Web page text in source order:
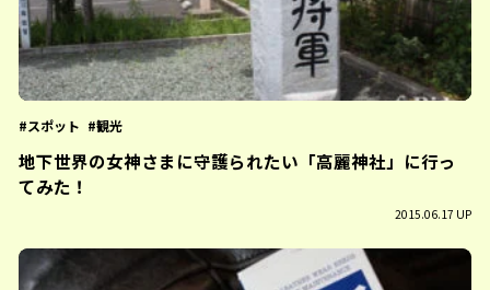
スポット 観光
地下世界の女神さまに守護られたい「高麗神社」に行っ
てみた！
2015.06.17 UP